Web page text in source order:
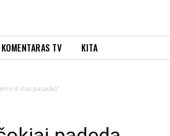
KOMENTARAS TV KITA
iš viso pasaulio“